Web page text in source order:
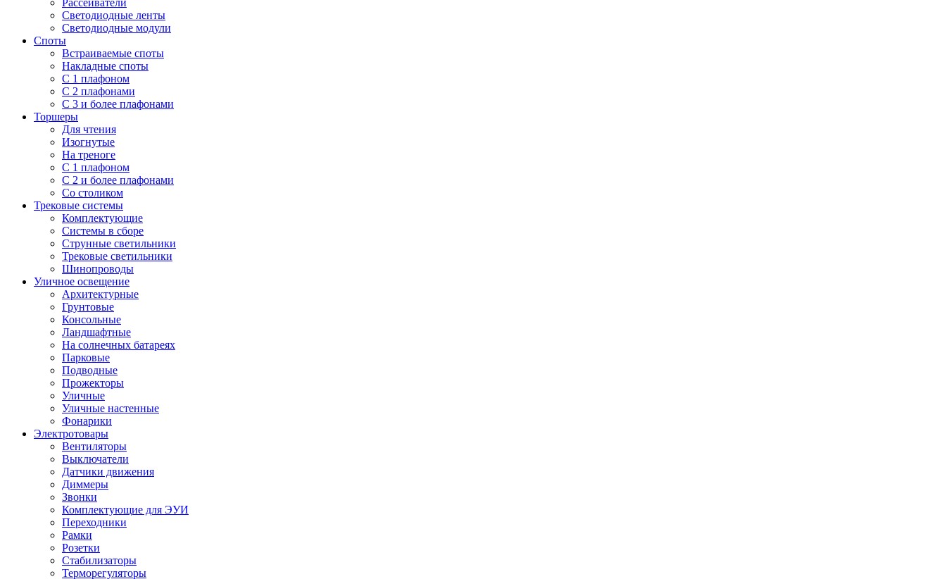
Рассеиватели
Светодиодные ленты
Светодиодные модули
Споты
Встраиваемые споты
Накладные споты
С 1 плафоном
С 2 плафонами
С 3 и более плафонами
Торшеры
Для чтения
Изогнутые
На треноге
С 1 плафоном
С 2 и более плафонами
Со столиком
Трековые системы
Комплектующие
Системы в сборе
Струнные светильники
Трековые светильники
Шинопроводы
Уличное освещение
Архитектурные
Грунтовые
Консольные
Ландшафтные
На солнечных батареях
Парковые
Подводные
Прожекторы
Уличные
Уличные настенные
Фонарики
Электротовары
Вентиляторы
Выключатели
Датчики движения
Диммеры
Звонки
Комплектующие для ЭУИ
Переходники
Рамки
Розетки
Стабилизаторы
Терморегуляторы